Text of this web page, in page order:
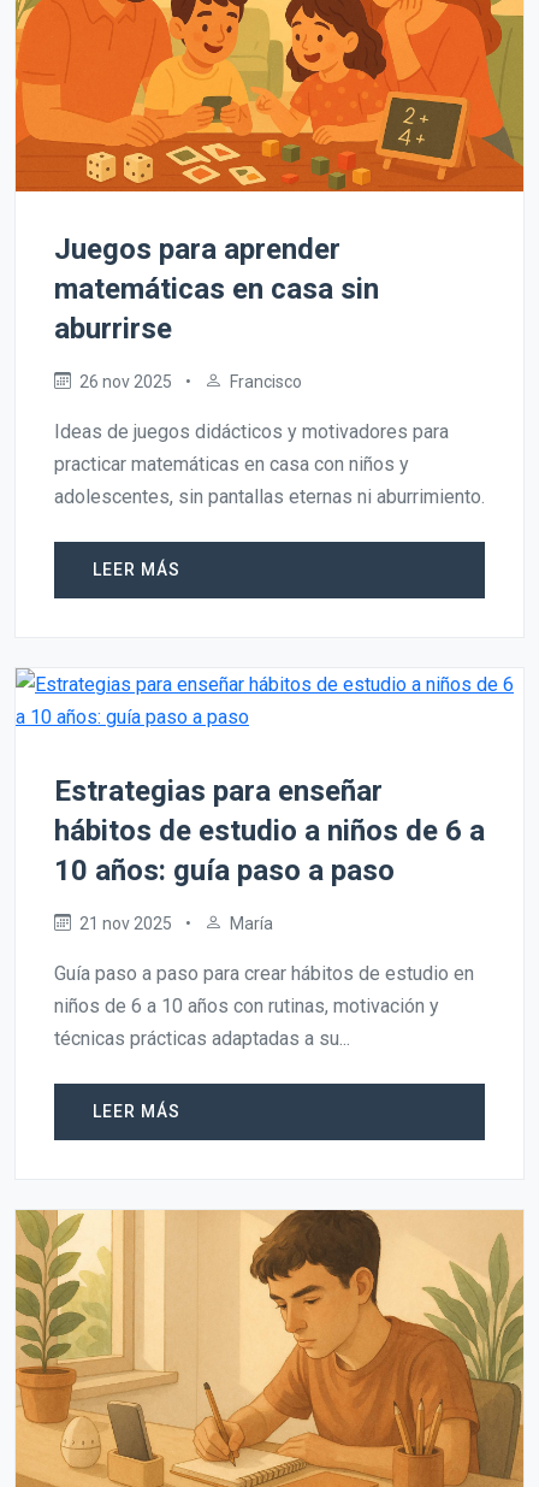
Juegos para aprender
matemáticas en casa sin
aburrirse
26 nov 2025 • Francisco
Ideas de juegos didácticos y motivadores para
practicar matemáticas en casa con niños y
adolescentes, sin pantallas eternas ni aburrimiento.
LEER MÁS
Estrategias para enseñar
hábitos de estudio a niños de 6 a
10 años: guía paso a paso
21 nov 2025 • María
Guía paso a paso para crear hábitos de estudio en
niños de 6 a 10 años con rutinas, motivación y
técnicas prácticas adaptadas a su...
LEER MÁS